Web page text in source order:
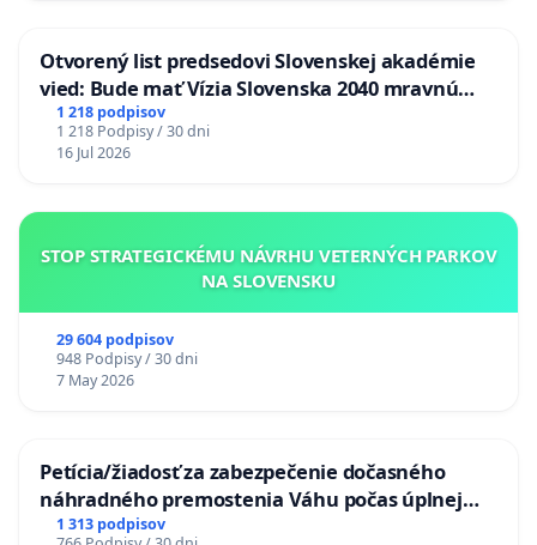
Otvorený list predsedovi Slovenskej akadémie
vied: Bude mať Vízia Slovenska 2040 mravnú
chrbticu?
1 218 podpisov
1 218 Podpisy / 30 dni
16 Jul 2026
STOP STRATEGICKÉMU NÁVRHU VETERNÝCH PARKOV
NA SLOVENSKU
29 604 podpisov
948 Podpisy / 30 dni
7 May 2026
Petícia/žiadosť za zabezpečenie dočasného
náhradného premostenia Váhu počas úplnej
uzávery Vážskeho mosta v Komárne
1 313 podpisov